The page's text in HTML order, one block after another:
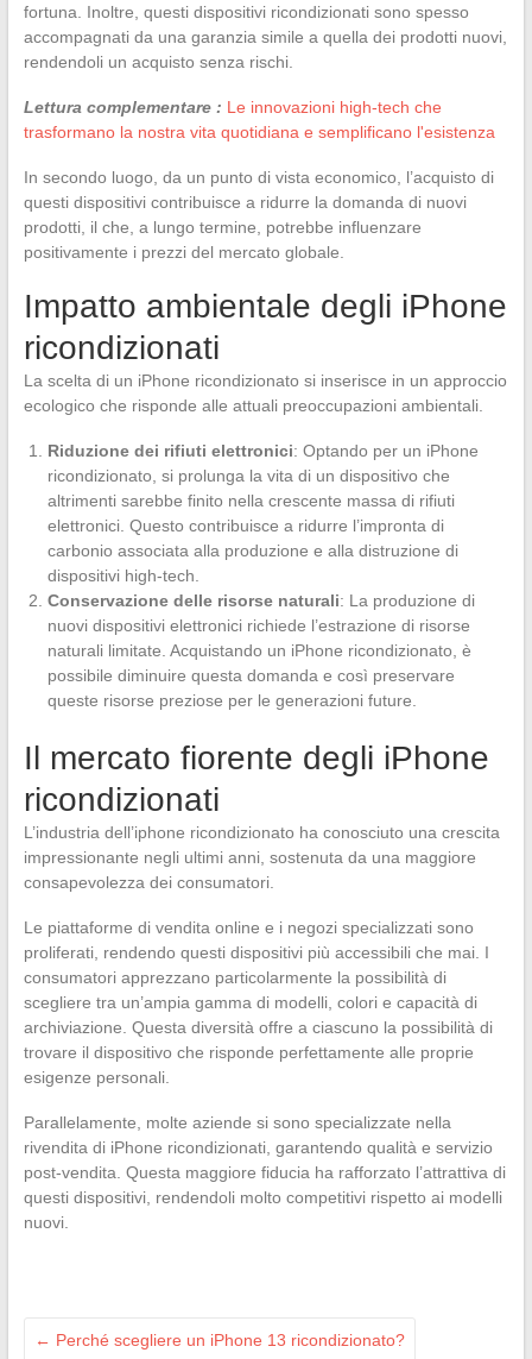
fortuna. Inoltre, questi dispositivi ricondizionati sono spesso
accompagnati da una garanzia simile a quella dei prodotti nuovi,
rendendoli un acquisto senza rischi.
Lettura complementare : Le innovazioni high-tech che
trasformano la nostra vita quotidiana e semplificano l'esistenza
In secondo luogo, da un punto di vista economico, l’acquisto di
questi dispositivi contribuisce a ridurre la domanda di nuovi
prodotti, il che, a lungo termine, potrebbe influenzare
positivamente i prezzi del mercato globale.
Impatto ambientale degli iPhone
ricondizionati
La scelta di un iPhone ricondizionato si inserisce in un approccio
ecologico che risponde alle attuali preoccupazioni ambientali.
Riduzione dei rifiuti elettronici: Optando per un iPhone
ricondizionato, si prolunga la vita di un dispositivo che
altrimenti sarebbe finito nella crescente massa di rifiuti
elettronici. Questo contribuisce a ridurre l’impronta di
carbonio associata alla produzione e alla distruzione di
dispositivi high-tech.
Conservazione delle risorse naturali: La produzione di
nuovi dispositivi elettronici richiede l’estrazione di risorse
naturali limitate. Acquistando un iPhone ricondizionato, è
possibile diminuire questa domanda e così preservare
queste risorse preziose per le generazioni future.
Il mercato fiorente degli iPhone
ricondizionati
L’industria dell’iphone ricondizionato ha conosciuto una crescita
impressionante negli ultimi anni, sostenuta da una maggiore
consapevolezza dei consumatori.
Le piattaforme di vendita online e i negozi specializzati sono
proliferati, rendendo questi dispositivi più accessibili che mai. I
consumatori apprezzano particolarmente la possibilità di
scegliere tra un’ampia gamma di modelli, colori e capacità di
archiviazione. Questa diversità offre a ciascuno la possibilità di
trovare il dispositivo che risponde perfettamente alle proprie
esigenze personali.
Parallelamente, molte aziende si sono specializzate nella
rivendita di iPhone ricondizionati, garantendo qualità e servizio
post-vendita. Questa maggiore fiducia ha rafforzato l’attrattiva di
questi dispositivi, rendendoli molto competitivi rispetto ai modelli
nuovi.
← Perché scegliere un iPhone 13 ricondizionato?